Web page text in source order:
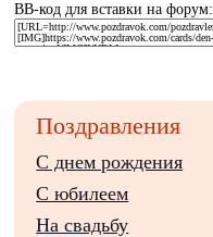
BB-код для вставки на форум:
Поздравления
С днем рождения
С юбилеем
На свадьбу